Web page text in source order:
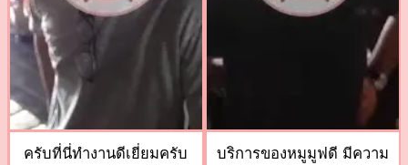
ครับที่นี่ทำงานดีเยี่ยมครับ
บริการของหมูมูฟดี มีความ